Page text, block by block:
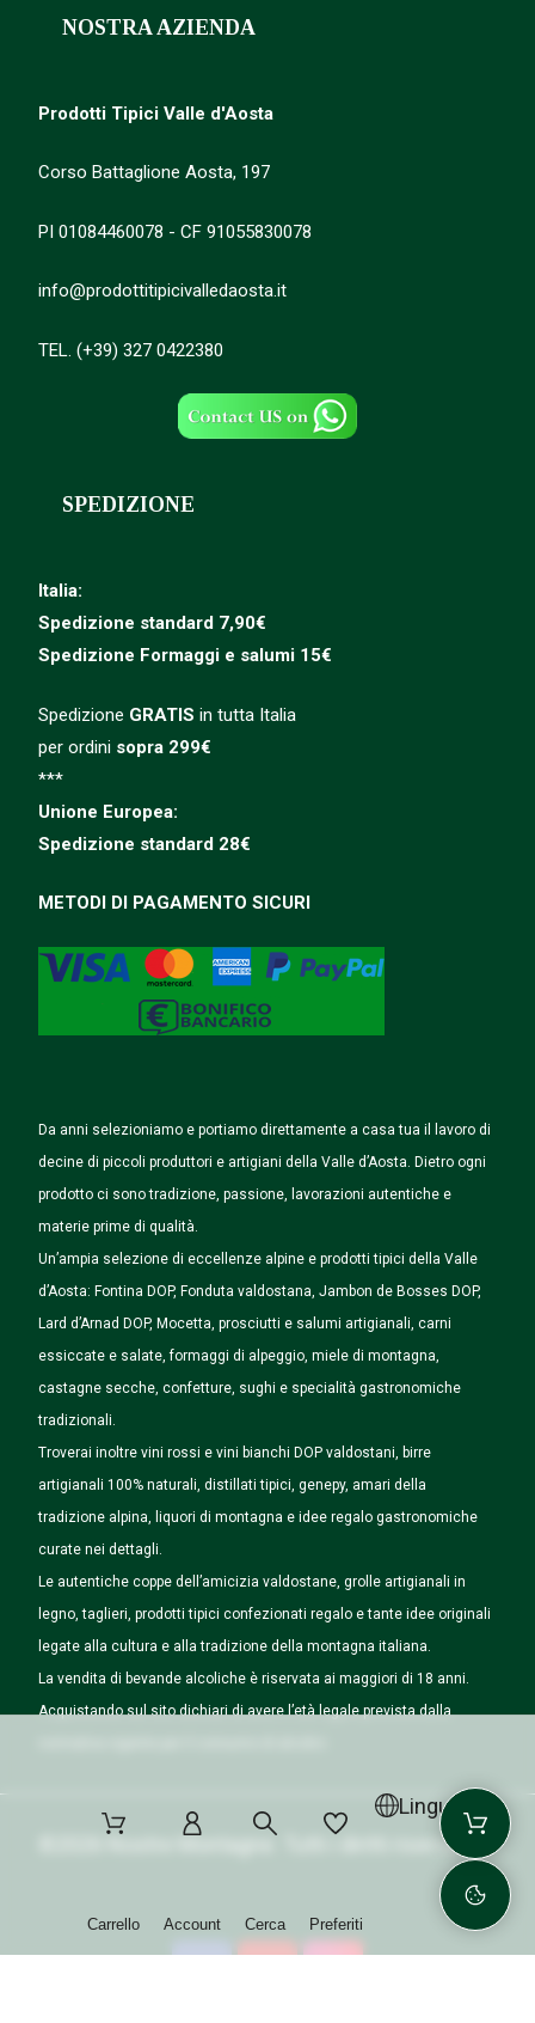
NOSTRA AZIENDA
Prodotti Tipici Valle d'Aosta
Corso Battaglione Aosta, 197
PI 01084460078 - CF 91055830078
info@prodottitipicivalledaosta.it
TEL. (+39) 327 0422380
SPEDIZIONE
Italia:
Spedizione standard 7,90€
Spedizione Formaggi e salumi 15€
Spedizione GRATIS in tutta Italia
per ordini sopra 299€
***
Unione Europea:
Spedizione standard 28€
METODI DI PAGAMENTO SICURI
Da anni selezioniamo e portiamo direttamente a casa tua il lavoro di
decine di piccoli produttori e artigiani della Valle d’Aosta. Dietro ogni
prodotto ci sono tradizione, passione, lavorazioni autentiche e
materie prime di qualità.
Un’ampia selezione di eccellenze alpine e prodotti tipici della Valle
d’Aosta: Fontina DOP, Fonduta valdostana, Jambon de Bosses DOP,
Lard d’Arnad DOP, Mocetta, prosciutti e salumi artigianali, carni
essiccate e salate, formaggi di alpeggio, miele di montagna,
castagne secche, confetture, sughi e specialità gastronomiche
tradizionali.
Troverai inoltre vini rossi e vini bianchi DOP valdostani, birre
artigianali 100% naturali, distillati tipici, genepy, amari della
tradizione alpina, liquori di montagna e idee regalo gastronomiche
curate nei dettagli.
Le autentiche coppe dell’amicizia valdostane, grolle artigianali in
legno, taglieri, prodotti tipici confezionati regalo e tante idee originali
legate alla cultura e alla tradizione della montagna italiana.
La vendita di bevande alcoliche è riservata ai maggiori di 18 anni.
Acquistando sul sito dichiari di avere l’età legale prevista dalla
©2026 Nostre Montagne. Tutti i diritti riservati.
Carrello Account Cerca Preferiti
Lingua